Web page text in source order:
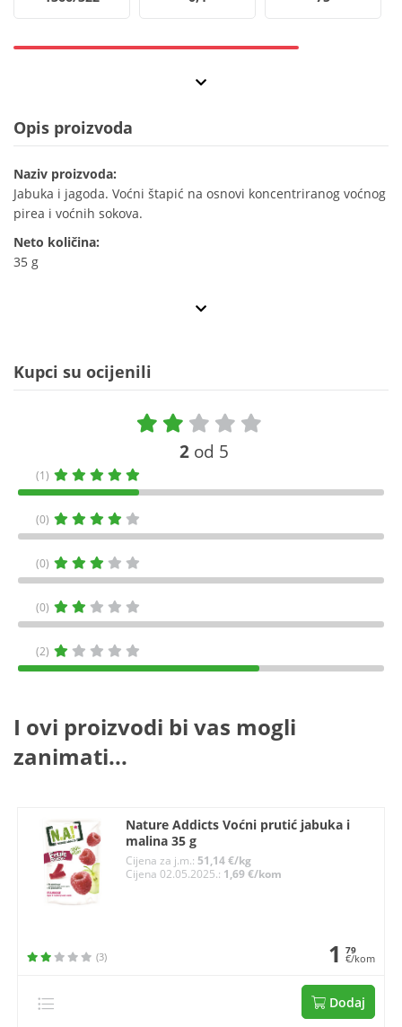
Opis proizvoda
Naziv proizvoda:
Jabuka i jagoda. Voćni štapić na osnovi koncentriranog voćnog
pirea i voćnih sokova.
Neto količina:
35 g
Kupci su ocijenili
2 od 5
(1)
(0)
(0)
(0)
(2)
I ovi proizvodi bi vas mogli
zanimati...
Nature Addicts Voćni prutić jabuka i
malina 35 g
Cijena za j.m.:51,14 €/kg
Cijena 02.05.2025.: 1,69 €/kom
(3) 1 79
€/kom
Dodaj